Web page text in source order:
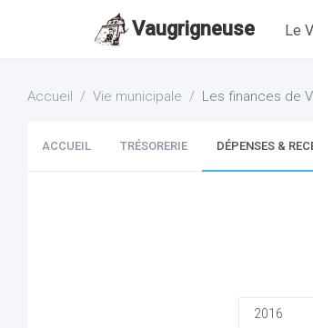
Vaugrigneuse Le
Accueil Vie municipale Les finances de
ACCUEIL TRÉSORERIE DÉPENSES &